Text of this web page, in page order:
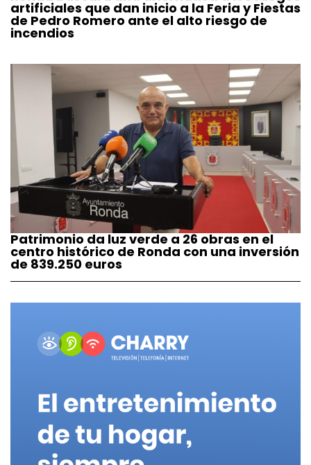
artificiales que dan inicio a la Feria y Fiestas
de Pedro Romero ante el alto riesgo de
incendios
Patrimonio da luz verde a 26 obras en el
centro histórico de Ronda con una inversión
de 839.250 euros